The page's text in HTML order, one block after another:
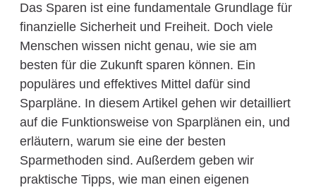
Das Sparen ist eine fundamentale Grundlage für
finanzielle Sicherheit und Freiheit. Doch viele
Menschen wissen nicht genau, wie sie am
besten für die Zukunft sparen können. Ein
populäres und effektives Mittel dafür sind
Sparpläne. In diesem Artikel gehen wir detailliert
auf die Funktionsweise von Sparplänen ein, und
erläutern, warum sie eine der besten
Sparmethoden sind. Außerdem geben wir
praktische Tipps, wie man einen eigenen